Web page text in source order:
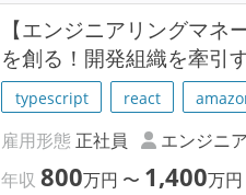
【エンジニアリングマ
を創る！開発組織を牽引
typescript react
雇用形態 正社員 エンジニ
年収800万円 〜 1,400万円